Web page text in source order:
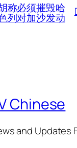
称必须摧毁哈
列对加沙发动
Chinese
and Updates